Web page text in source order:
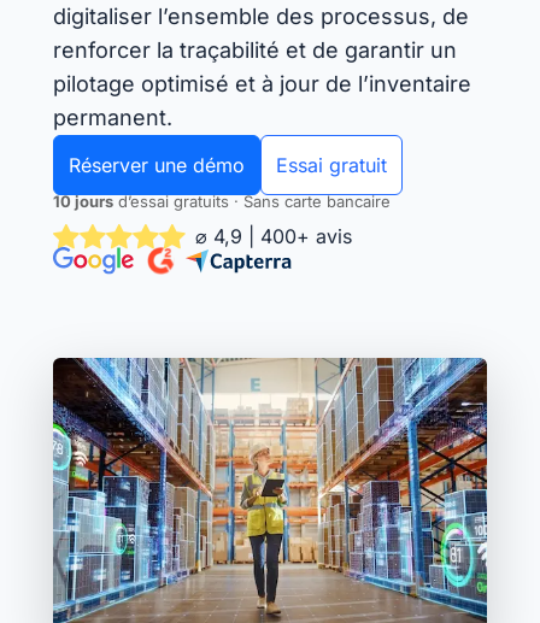
digitaliser l’ensemble des processus, de
renforcer la traçabilité et de garantir un
pilotage optimisé et à jour de l’inventaire
permanent.
Réserver une démo Essai gratuit
10 joursd’essai gratuits · Sans carte bancaire
⌀ 4,9 | 400+ avis